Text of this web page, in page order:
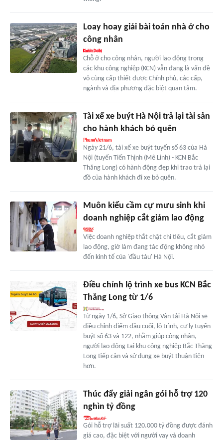
Loay hoay giải bài toán nhà ở cho
công nhân
Chỗ ở cho công nhân, người lao động trong
các khu công nghiệp (KCN) vẫn đang là vấn đề
vô cùng cấp thiết được Chính phủ, các cấp,
ngành và địa phương đặc biệt quan tâm.
Tài xế xe buýt Hà Nội trả lại tài sản
cho hành khách bỏ quên
Ngày 21/6, tài xế xe buýt tuyến số 63 của Hà
Nội (tuyến Tiến Thịnh (Mê Linh) - KCN Bắc
Thăng Long) có hành động đẹp khi trao trả lại
đồ của hành khách đi xe bỏ quên.
Muôn kiểu cầm cự mưu sinh khi
doanh nghiệp cắt giảm lao động
Việc doanh nghiệp thắt chặt chi tiêu, cắt giảm
lao động, giờ làm đang tác động không nhỏ
đến kinh tế của 'đầu tàu' Hà Nội.
Điều chỉnh lộ trình xe bus KCN Bắc
Thăng Long từ 1/6
Từ ngày 1/6, Sở Giao thông Vận tải Hà Nội sẽ
điều chỉnh điểm đầu cuối, lộ trình, cự ly tuyến
buýt số 63 và 122, nhằm giúp công nhân,
người lao động tại khu công nghiệp Bắc Thăng
Long tiếp cận và sử dụng xe buýt thuận tiện
hơn.
Thúc đẩy giải ngân gói hỗ trợ 120
nghìn tỷ đồng
Gói hỗ trợ lãi suất 120.000 tỷ đồng được đánh
giá cao, đặc biệt với người vay và doanh